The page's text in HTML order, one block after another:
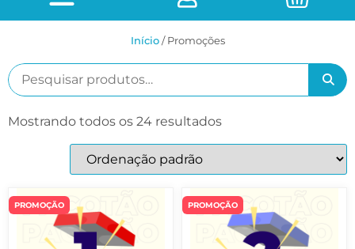
Início/ Promoções
Mostrando todos os 24 resultados
PROMOÇÃO PROMOÇÃO